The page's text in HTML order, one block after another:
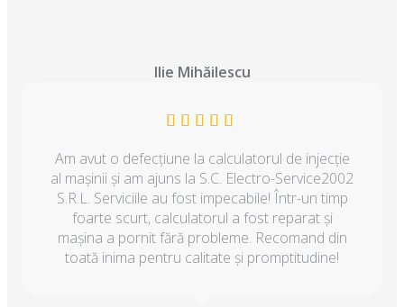
Ilie Mihăilescu
Am avut o defecțiune la calculatorul de injecție
al mașinii și am ajuns la S.C. Electro-Service2002
S.R.L. Serviciile au fost impecabile! Într-un timp
foarte scurt, calculatorul a fost reparat și
mașina a pornit fără probleme. Recomand din
toată inima pentru calitate și promptitudine!